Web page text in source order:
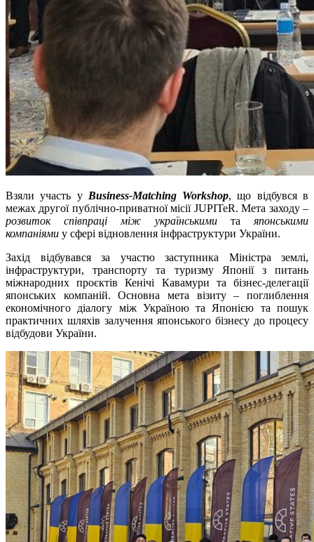
Взяли участь у Business-Matching Workshop, що відбувся в
межах другої публічно-приватної місії JUPITeR. Мета заходу –
розвиток співпраці між українськими та японськими
компаніями у сфері відновлення інфраструктури України.
Захід відбувався за участю заступника Міністра землі,
інфраструктури, транспорту та туризму Японії з питань
міжнародних проєктів Кенічі Кавамури та бізнес-делегації
японських компаній. Основна мета візиту – поглиблення
економічного діалогу між Україною та Японією та пошук
практичних шляхів залучення японського бізнесу до процесу
відбудови України.